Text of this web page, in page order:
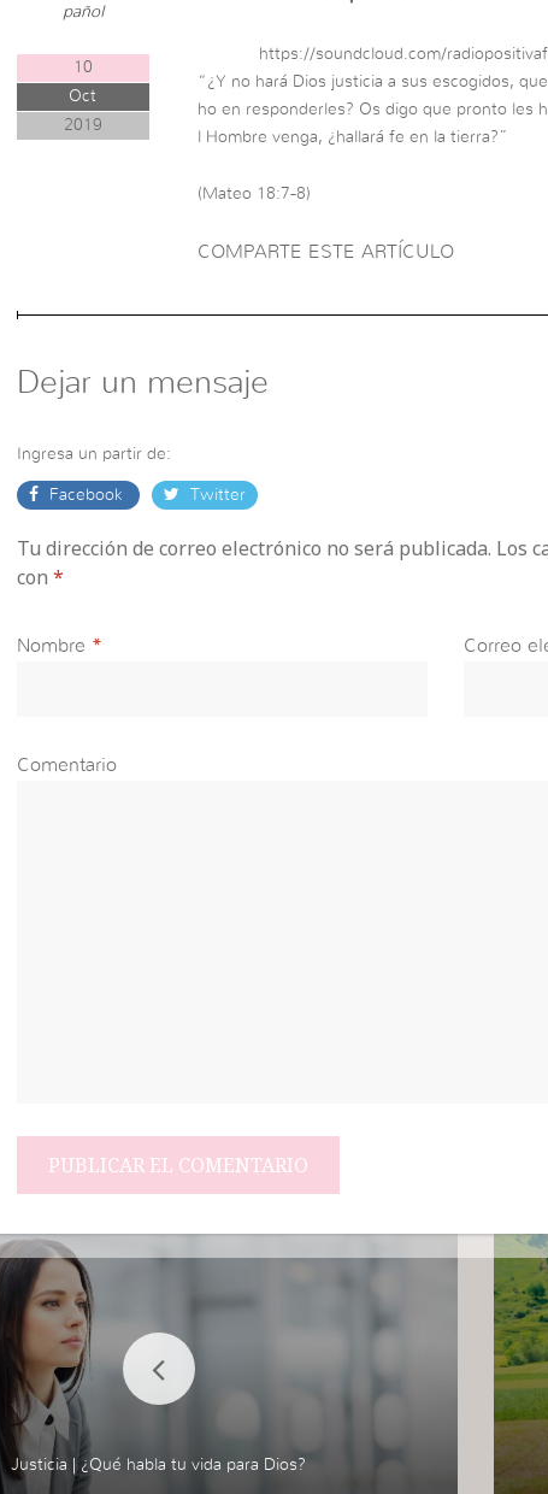
pañol
10
Oct
2019
https://soundcloud.com/
“¿Y no hará Dios justicia a sus escogidos,
ho en responderles? Os digo que pronto les
l Hombre venga, ¿hallará fe en la tierra?”
(Mateo 18:7-8)
COMPARTE ESTE ARTÍCULO
Dejar un mensaje
Ingresa un partir de:
Facebook Twitter
Tu dirección de correo electrónico no será publicada. Los
con *
Nombre * Correo
Comentario
Justicia | ¿Qué habla tu vida para Dios?